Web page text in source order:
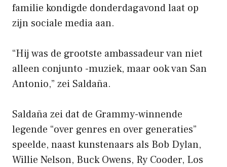
familie kondigde donderdagavond laat op
zijn sociale media aan.
“Hij was de grootste ambassadeur van niet
alleen conjunto -muziek, maar ook van San
Antonio,” zei Saldaña.
Saldaña zei dat de Grammy-winnende
legende “over genres en over generaties”
speelde, naast kunstenaars als Bob Dylan,
Willie Nelson, Buck Owens, Ry Cooder, Los